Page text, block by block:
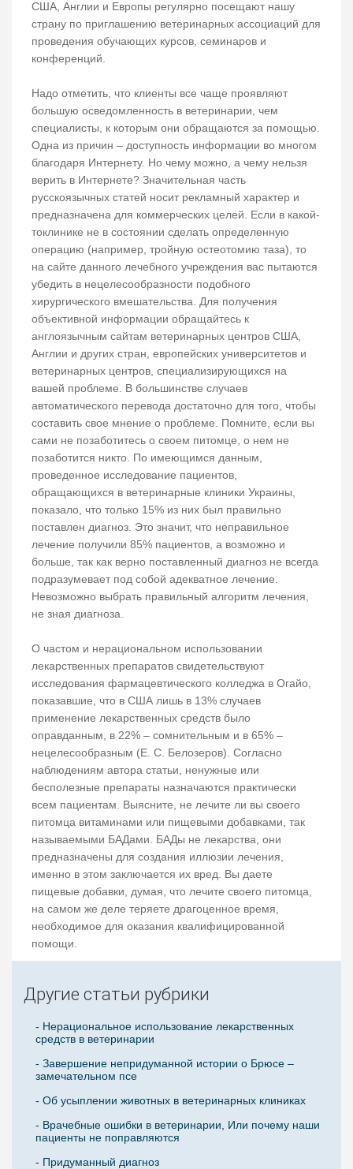
США, Англии и Европы регулярно посещают нашу
страну по приглашению ветеринарных ассоциаций для
проведения обучающих курсов, семинаров и
конференций.
Надо отметить, что клиенты все чаще проявляют
большую осведомленность в ветеринарии, чем
специалисты, к которым они обращаются за помощью.
Одна из причин – доступность информации во многом
благодаря Интернету. Но чему можно, а чему нельзя
верить в Интернете? Значительная часть
русскоязычных статей носит рекламный характер и
предназначена для коммерческих целей. Если в какой-
токлинике не в состоянии сделать определенную
операцию (например, тройную остеотомию таза), то
на сайте данного лечебного учреждения вас пытаются
убедить в нецелесообразности подобного
хирургического вмешательства. Для получения
объективной информации обращайтесь к
англоязычным сайтам ветеринарных центров США,
Англии и других стран, европейских университетов и
ветеринарных центров, специализирующихся на
вашей проблеме. В большинстве случаев
автоматического перевода достаточно для того, чтобы
составить свое мнение о проблеме. Помните, если вы
сами не позаботитесь о своем питомце, о нем не
позаботится никто. По имеющимся данным,
проведенное исследование пациентов,
обращающихся в ветеринарные клиники Украины,
показало, что только 15% из них был правильно
поставлен диагноз. Это значит, что неправильное
лечение получили 85% пациентов, а возможно и
больше, так как верно поставленный диагноз не всегда
подразумевает под собой адекватное лечение.
Невозможно выбрать правильный алгоритм лечения,
не зная диагноза.
О частом и нерациональном использовании
лекарственных препаратов свидетельствуют
исследования фармацевтического колледжа в Огайо,
показавшие, что в США лишь в 13% случаев
применение лекарственных средств было
оправданным, в 22% – сомнительным и в 65% –
нецелесообразным (Е. С. Белозеров). Согласно
наблюдениям автора статьи, ненужные или
бесполезные препараты назначаются практически
всем пациентам. Выясните, не лечите ли вы своего
питомца витаминами или пищевыми добавками, так
называемыми БАДами. БАДы не лекарства, они
предназначены для создания иллюзии лечения,
именно в этом заключается их вред. Вы даете
пищевые добавки, думая, что лечите своего питомца,
на самом же деле теряете драгоценное время,
необходимое для оказания квалифицированной
помощи.
Другие статьи рубрики
- Нерациональное использование лекарственных
средств в ветеринарии
- Завершение непридуманной истории о Брюсе –
замечательном псе
- Об усыплении животных в ветеринарных клиниках
- Врачебные ошибки в ветеринарии, Или почему наши
пациенты не поправляются
- Придуманный диагноз